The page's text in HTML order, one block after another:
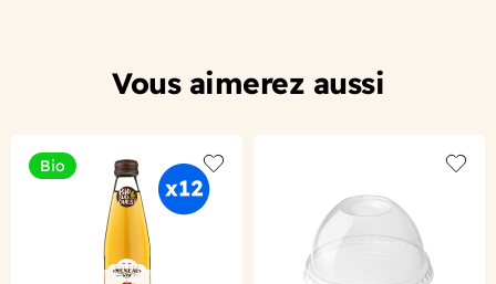
Vous aimerez aussi
Bio
Add to wishlist